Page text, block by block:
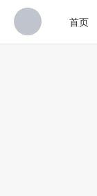
首页